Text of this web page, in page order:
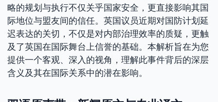
略的规划与执行不仅关乎国家安全，更直接影响其国
际地位与盟友间的信任。英国议员近期对国防计划延
迟表达的关切，不仅是对内部治理效率的质疑，更触
及了英国在国际舞台上信誉的基础。本解析旨在为您
提供一个客观、深入的视角，理解此事件背后的深层
含义及其在国际关系中的潜在影响。